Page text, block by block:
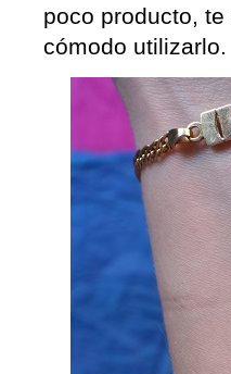
poco producto,
cómodo utilizarlo.